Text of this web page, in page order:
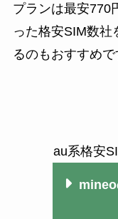
プランは最安770
った格安SIM数社
るのもおすすめで
au系格安
mineo